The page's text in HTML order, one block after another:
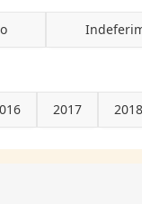
2017 2018